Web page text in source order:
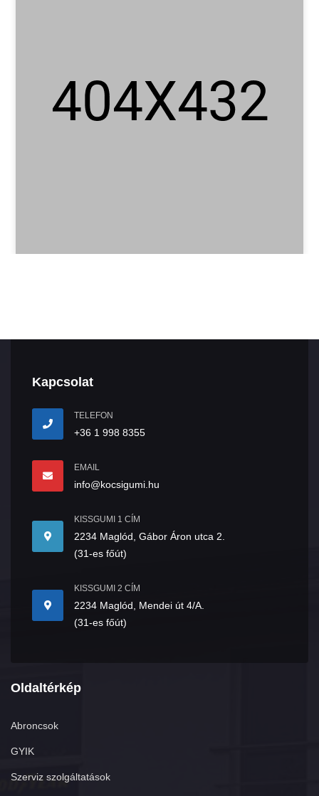
Kapcsolat
TELEFON
+36 1 998 8355
EMAIL
info@kocsigumi.hu
KISSGUMI 1 CÍM
2234 Maglód, Gábor Áron utca 2.
(31-es főút)
KISSGUMI 2 CÍM
2234 Maglód, Mendei út 4/A.
(31-es főút)
Oldaltérkép
Abroncsok
GYIK
Szerviz szolgáltatások